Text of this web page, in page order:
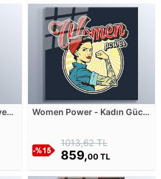
Women Power - Kadın Gücü
1013,62 TL
859,00 TL